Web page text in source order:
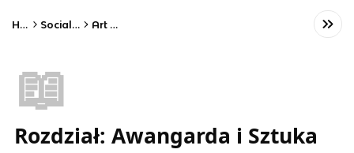
Home Social Studies Art History
📖
Rozdział: Awangarda i Sztuka